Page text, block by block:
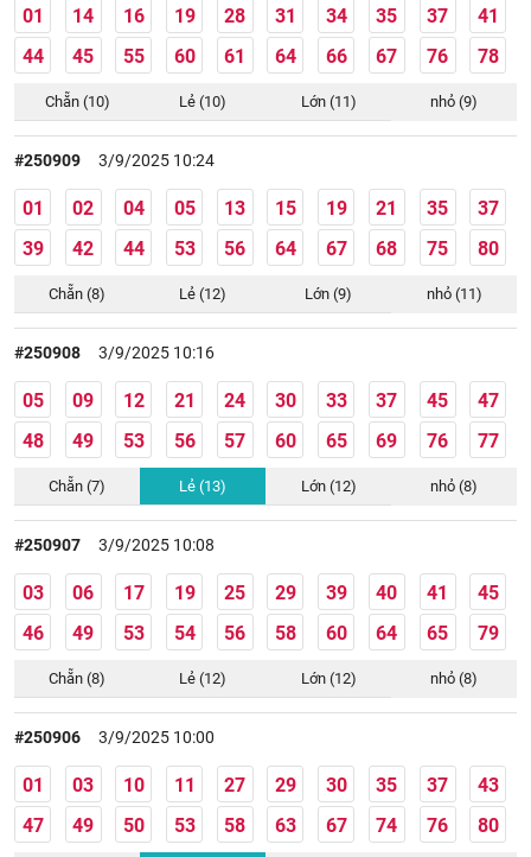
01 14 16 19 28 31 34 35 37
41
44
45 55 60 61 64 66 67 76 78
Chẵn (10) Lẻ (10) Lớn (11) nhỏ (9)
#250909 3/9/2025 10:24
01 02 04 05 13 15 19 21 35
37
39
42 44 53 56 64 67 68 75 80
Chẵn (8) Lẻ (12) Lớn (9) nhỏ (11)
#250908 3/9/2025 10:16
05 09 12 21 24 30 33 37 45
47
48
49 53 56 57 60 65 69 76 77
Chẵn (7) Lẻ (13) Lớn (12) nhỏ (8)
#250907 3/9/2025 10:08
03 06 17 19 25 29 39 40 41
45
46
49 53 54 56 58 60 64 65 79
Chẵn (8) Lẻ (12) Lớn (12) nhỏ (8)
#250906 3/9/2025 10:00
01 03 10 11 27 29 30 35 37
43
47
49 50 53 58 63 67 74 76 80